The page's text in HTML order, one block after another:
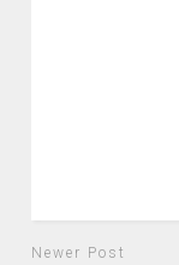
Newer Post